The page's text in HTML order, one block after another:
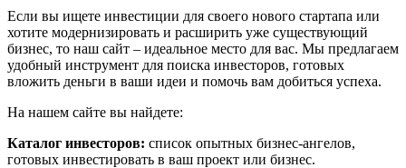
Если вы ищете инвестиции для своего нового стартапа или
хотите модернизировать и расширить уже существующий
бизнес, то наш сайт – идеальное место для вас. Мы предлагаем
удобный инструмент для поиска инвесторов, готовых
вложить деньги в ваши идеи и помочь вам добиться успеха.
На нашем сайте вы найдете:
Каталог инвесторов: список опытных бизнес-ангелов,
готовых инвестировать в ваш проект или бизнес.